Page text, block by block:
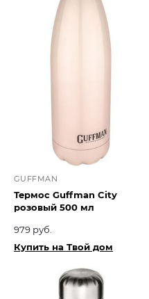
GUFFMAN
Термос Guffman City
розовый 500 мл
979 руб.
Купить на Твой дом